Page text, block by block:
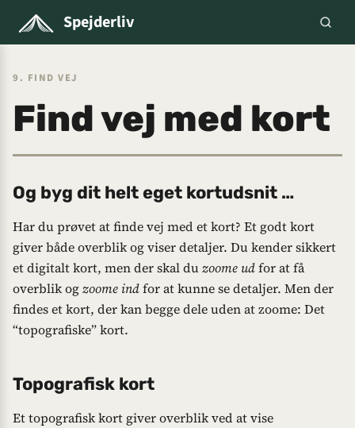
Spejderliv
9. FIND VEJ
Find vej med kort
Og byg dit helt eget kortudsnit …
Har du prøvet at finde vej med et kort? Et godt kort
giver både overblik og viser detaljer. Du kender sikkert
et digitalt kort, men der skal duzoome udfor at få
overblik ogzoome indfor at kunne se detaljer. Men der
findes et kort, der kan begge dele uden at zoome: Det
“topografiske” kort.
Topografisk kort
Et topografisk kort giver overblik ved at vise